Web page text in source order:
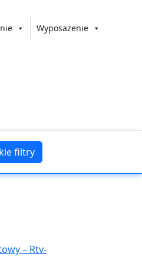
Wyposażenie
filtry
– Rtv-